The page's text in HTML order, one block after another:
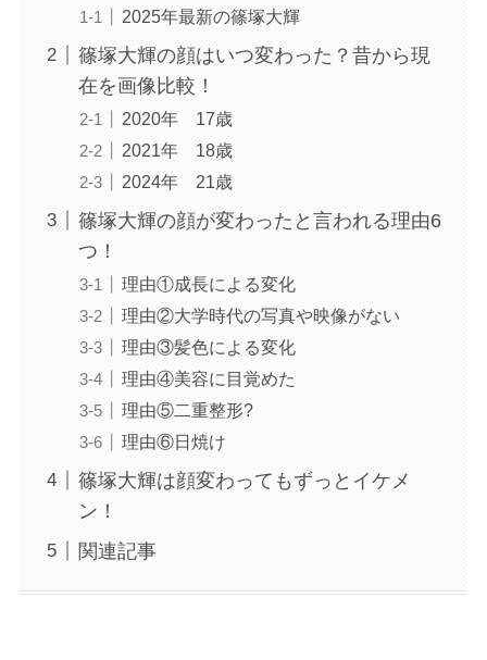
2025年最新の篠塚大輝
篠塚大輝の顔はいつ変わった？昔から現
在を画像比較！
2020年 17歳
2021年 18歳
2024年 21歳
篠塚大輝の顔が変わったと言われる理由6
つ！
理由①成長による変化
理由②大学時代の写真や映像がない
理由③髪色による変化
理由④美容に目覚めた
理由⑤二重整形?
理由⑥日焼け
篠塚大輝は顔変わってもずっとイケメ
ン！
関連記事